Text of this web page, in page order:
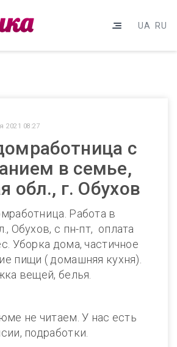
UA RU
2021 08:27
с
в семье,
обл., г. Обухов
Работа в
Обухов, с пн-пт, оплата
Уборка дома, частичное
пищи ( домашняя кухня).
вещей, белья.
не читаем. У нас есть
подработки.